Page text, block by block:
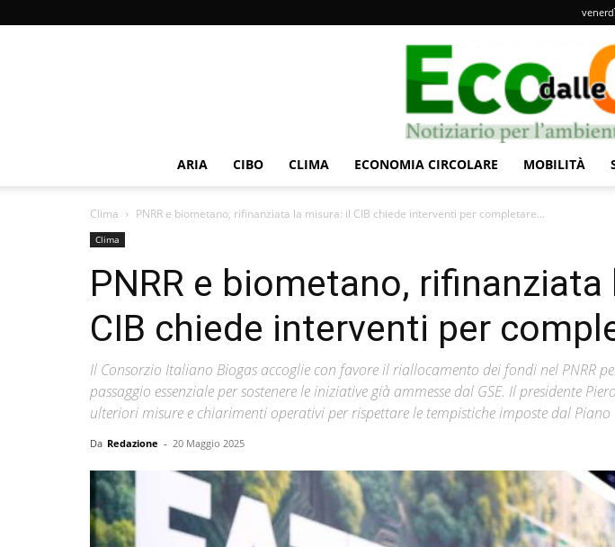
ARIA CIBO CLIMA ECONOMIA CIRCOLARE MOBILITÀ
Clima PNRR e biometano, rifinanziata la misura: il CIB chiede interventi per completare...
Clima
PNRR e biometano, rifinanziata
CIB chiede interventi per
Il Consorzio Italiano Biogas accoglie con favore il riallocamento dei fondi nel PNRR
passaggio essenziale per sostenere le iniziative già ammesse dal GSE. Il presidente
ulteriori misure e chiarimenti operativi per rispettare le tempistiche imposte dal Piano
Da Redazione - 20 Maggio 2025